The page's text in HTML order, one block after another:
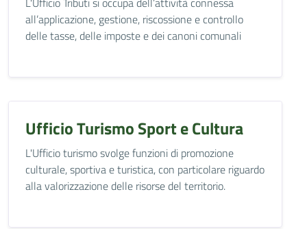
all’applicazione, gestione, riscossione e controllo
delle tasse, delle imposte e dei canoni comunali
Ufficio Turismo Sport e Cultura
L'Ufficio turismo svolge funzioni di promozione
culturale, sportiva e turistica, con particolare riguardo
alla valorizzazione delle risorse del territorio.